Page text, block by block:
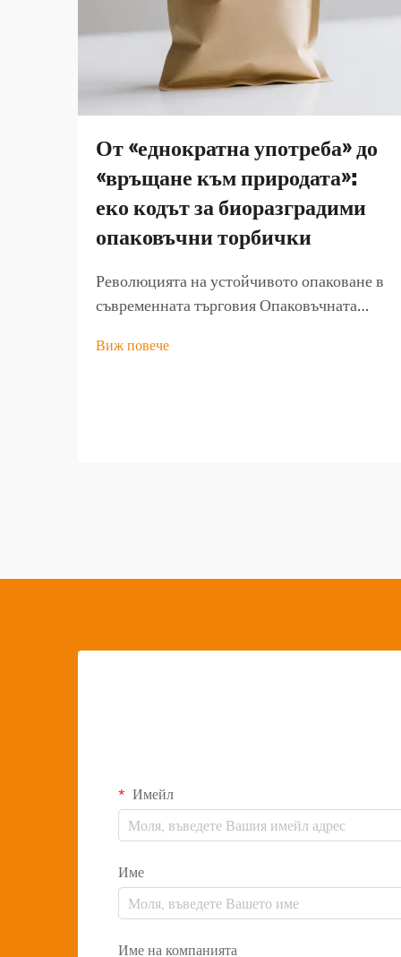
От «еднократна употреба» до
«връщане към природата»:
еко кодът за биоразградими
опаковъчни торбички
Революцията на устойчивото опаковане в
съвременната търговия Опаковъчната
екологичното съзнание преобразува
Виж повече
Имейл
Име
Име на компанията